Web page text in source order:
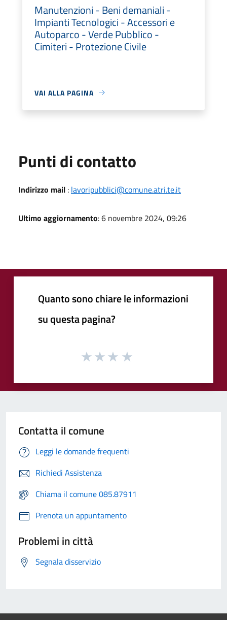
Manutenzioni - Beni demaniali -
Impianti Tecnologici - Accessori e
Autoparco - Verde Pubblico -
Cimiteri - Protezione Civile
VAI ALLA PAGINA
Punti di contatto
Indirizzo mail : lavoripubblici@comune.atri.te.it
Ultimo aggiornamento: 6 novembre 2024, 09:26
Quanto sono chiare le informazioni
su questa pagina?
Contatta il comune
Leggi le domande frequenti
Richiedi Assistenza
Chiama il comune 085.87911
Prenota un appuntamento
Problemi in città
Segnala disservizio